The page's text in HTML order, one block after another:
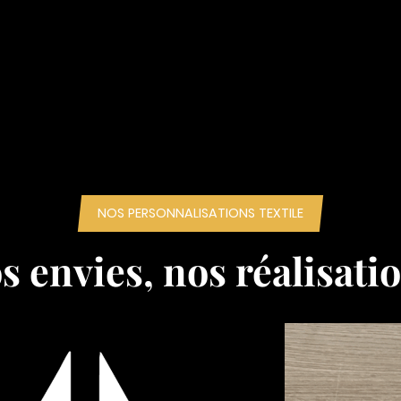
NOS PERSONNALISATIONS TEXTILE
envies, nos